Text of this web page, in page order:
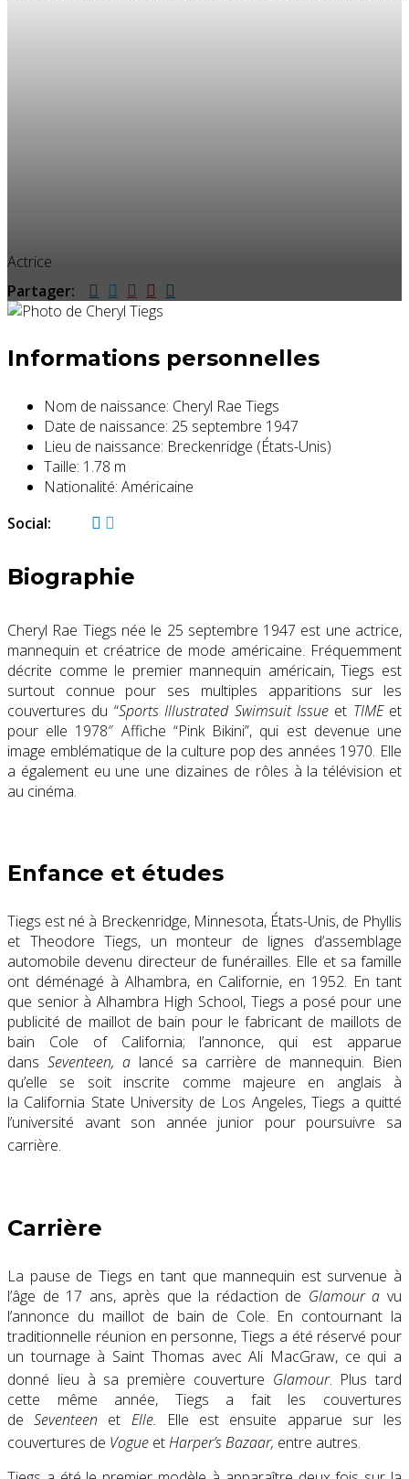
Actrice
Partager:
Informations personnelles
Nom de naissance: Cheryl Rae Tiegs
Date de naissance: 25 septembre 1947
Lieu de naissance: Breckenridge (États-Unis)
Taille: 1.78 m
Nationalité: Américaine
Social:
Biographie
Cheryl Rae Tiegs née le 25 septembre 1947 est une actrice,
mannequin et créatrice de mode américaine. Fréquemment
décrite comme le premier mannequin américain,Tiegs est
surtout connue pour ses multiples apparitions sur les
couvertures du “Sports Illustrated Swimsuit Issueet TIME et
pour elle 1978″ Affiche “Pink Bikini”, qui est devenue une
image emblématique de la culture pop des années 1970. Elle
a également eu une une dizaines de rôles à la télévision et
au cinéma.
Enfance et études
Tiegs est né à Breckenridge, Minnesota, États-Unis, de Phyllis
et Theodore Tiegs, un monteur de lignes d’assemblage
automobile devenu directeur de funérailles. Elle et sa famille
ont déménagé à Alhambra, en Californie, en 1952. En tant
que senior à Alhambra High School, Tiegs a posé pour une
publicité de maillot de bain pour le fabricant de maillots de
bain Cole of California; l’annonce, qui est apparue
dans Seventeen, a lancé sa carrière de mannequin. Bien
qu’elle se soit inscrite comme majeure en anglais à
la California State University de Los Angeles, Tiegs a quitté
l’université avant son année junior pour poursuivre sa
carrière.
Carrière
La pause de Tiegs en tant que mannequin est survenue à
l’âge de 17 ans, après que la rédaction de Glamour a vu
l’annonce du maillot de bain de Cole. En contournant la
traditionnelle réunion en personne, Tiegs a été réservé pour
un tournage à Saint Thomas avecAli MacGraw, ce qui a
donné lieu à sa première couverture Glamour. Plus tard
cette même année, Tiegs a fait les couvertures
deSeventeen et Elle. Elle est ensuite apparue sur les
couvertures de Vogue etHarper’s Bazaar, entre autres.